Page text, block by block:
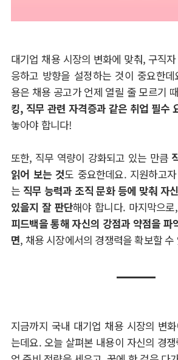
대기업 채용 시장의 변화에 맞춰, 구직
응하고 방향을 설정하는 것이 중요한데
용은 채용 공고가 언제 열릴 줄 모르기
킹, 직무 관련 자격증과 같은 취업 필수
놓아야 합니다!
또한, 직무 역량이 강화되고 있는 만큼
읽어 보는 것도 중요한데요. 지원하고
는 직무 능력과 조직 문화 등에 맞춰 자
있을지 잘 판단해야 합니다. 마지막으로
피드백을 통해 자신의 강점과 약점을 파
면, 채용 시장에서의 경쟁력을 확보할 수
지금까지 국내 대기업 채용 시장의 변
는데요. 오늘 살펴본 내용이 자신의 경